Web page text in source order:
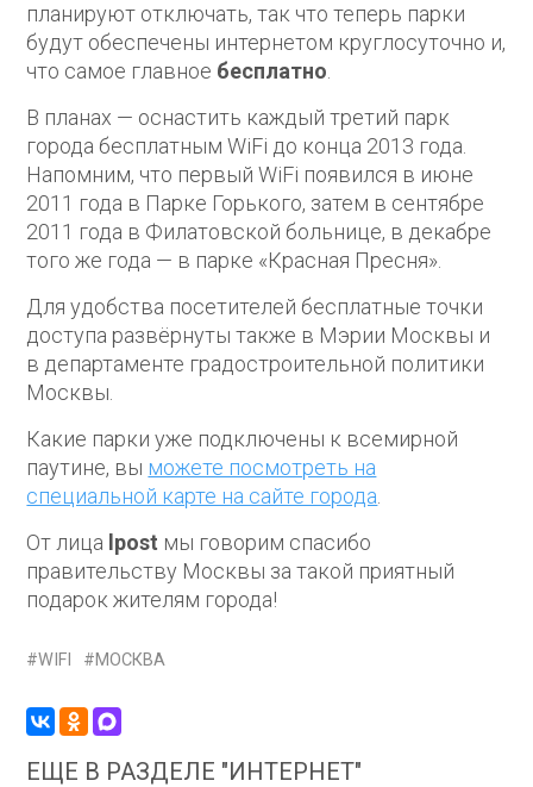
планируют отключать, так что теперь парки
будут обеспечены интернетом круглосуточно и,
что самое главное бесплатно.
В планах — оснастить каждый третий парк
города бесплатным WiFi до конца 2013 года.
Напомним, что первый WiFi появился в июне
2011 года в Парке Горького, затем в сентябре
2011 года в Филатовской больнице, в декабре
того же года — в парке «Красная Пресня».
Для удобства посетителей бесплатные точки
доступа развёрнуты также в Мэрии Москвы и
в департаменте градостроительной политики
Москвы.
Какие парки уже подключены к всемирной
паутине, вы можете посмотреть на
специальной карте на сайте города.
От лица lpost мы говорим спасибо
правительству Москвы за такой приятный
подарок жителям города!
WIFI МОСКВА
ЕЩЕ В РАЗДЕЛЕ "ИНТЕРНЕТ"